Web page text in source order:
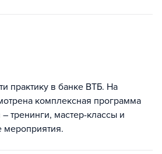
практику в банке ВТБ. На
комплексная программа
тренинги, мастер-классы и